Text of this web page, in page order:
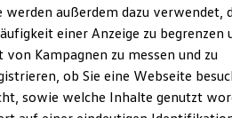
für Ihren Transporter/Caravelle
für Ihren Amarok
für andere Modelle
Data
Software Updates
bei Auto Köhler
sich unsere Familie dem
werden außerdem dazu verwendet,
einer Anzeige zu begrenzen
Kampagnen zu messen und zu
ob Sie eine Webseite
sowie welche Inhalte genutzt